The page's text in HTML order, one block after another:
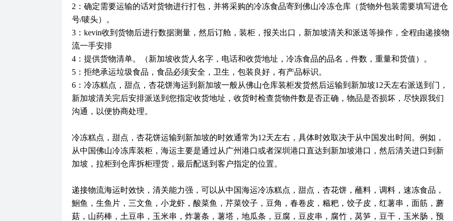
2：确定需要运输的话对货物进行打包，并将采购的冷冻食品寄到佛山冷冻仓库（货物外包装需要填写进仓
号/唛头）。
3：kevin收到货物后进行数据测量，然后订舱，装柜，报关出口，新加坡清关和派送等操作，全程由递接物
流一手安排
4：提供货物清单。（新加坡收货人名字，电话和收货地址，冷冻食品的品名，件数，重量和货值）。
5：拒绝承运垃圾食品，食品必须安全，卫生，包装良好，有产品标识。
6：冷冻糕点，甜点，杏花饼海运到新加坡一般从佛山仓库装柜发货然后运输到新加坡12天左右派送到门，
新加坡清关完后安排派送到您指定收货地址，收货时检查货物件数是否正确，物品是否损坏，尽快跟我们
沟通，以便协商处理。
冷冻糕点，甜点，杏花饼运输到新加坡的时效通常为12天左右，具体时效取决于从中国发出时间。例如，
从中国佛山冷冻库装柜，海运主要是通过从广州港口或者深圳港口直达到新加坡港口，然后清关进口到新
加坡，拉柜到仓库拆柜理货，最后配送到客户指定的位置‌。
递接物流海运时效快，清关能力强，可以从中国海运冷冻糕点，甜点，杏花饼，蘸料，调料，速冻食品，
鮰鱼，生鱼片，三文鱼，小龙虾，酸菜鱼，芹菜饺子，豆角，春卷皮，糍粑，饺子皮，红薯串，面筋，蘑
菇，山药棒，土豆串，玉米串，炸薯条，薯塔，地瓜条，豆腐，豆皮串，腐竹，莴笋，豆干，玉米肠，预